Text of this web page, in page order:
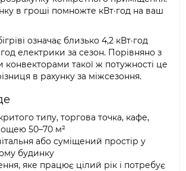
в гроші помножте кВт·год на ваш
означає близько 4,2 кВт·год
електрики за сезон. Порівняно з
такої ж потужності це
в рахунку за міжсезоння.
типу, торгова точка, кафе,
50–70 м²
або суміщений простір у
будинку
яке працює цілий рік і потребує